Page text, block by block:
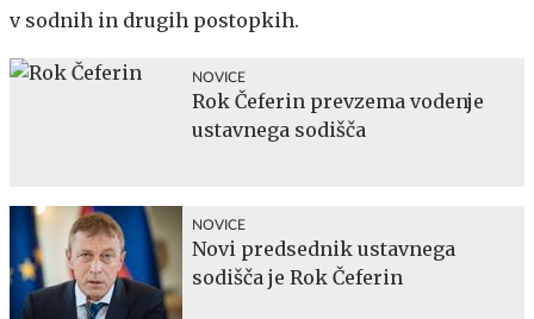
v sodnih in drugih postopkih.
NOVICE
Rok Čeferin prevzema vodenje
ustavnega sodišča
NOVICE
Novi predsednik ustavnega
sodišča je Rok Čeferin